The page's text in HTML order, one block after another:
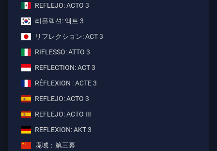
REFLEJO: ACTO 3
리플렉션: 액트 3
リフレクション: ACT 3
RIFLESSO: ATTO 3
REFLECTION: ACT 3
RÉFLEXION : ACTE 3
REFLEJO: ACTO 3
REFLEJO: ACTO III
REFLEXION: AKT 3
境域：第三幕